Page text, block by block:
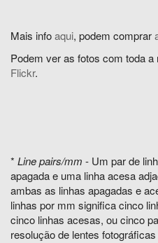
Mais infoaqui, podem comprar
Podem ver as fotos com toda
Flickr.
* Line pairs/mm - Um par de
apagada e uma linha acesa
ambas as linhas apagadas e
linhas por mm significa cinco
cinco linhas acesas, ou cinco
resolução de lentes